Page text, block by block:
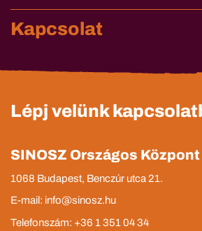
Kapcsolat
Lépj velünk
SINOSZ Országos Központ
1068 Budapest, Benczúr utca 21.
E-mail: info@sinosz.hu
Telefonszám: +36 1 351 04 34